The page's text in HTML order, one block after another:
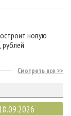
новую
Смотреть все